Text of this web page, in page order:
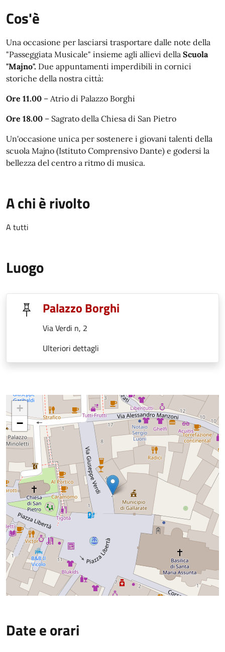
Cos'è
Una occasione per lasciarsi trasportare dalle note della
"Passeggiata Musicale" insieme agli allievi della Scuola
"Majno". Due appuntamenti imperdibili in cornici
storiche della nostra città:
Ore 11.00 – Atrio di Palazzo Borghi
Ore 18.00 – Sagrato della Chiesa di San Pietro
Un'occasione unica per sostenere i giovani talenti della
scuola Majno (Istituto Comprensivo Dante) e godersi la
bellezza del centro a ritmo di musica.
A chi è rivolto
A tutti
Luogo
Palazzo Borghi
Via Verdi n, 2
Ulteriori dettagli
+
−
Date e orari